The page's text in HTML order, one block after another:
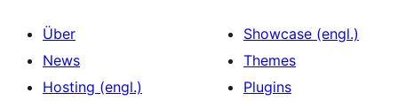
Über
News
Hosting (engl.)
Showcase (engl.)
Themes
Plugins